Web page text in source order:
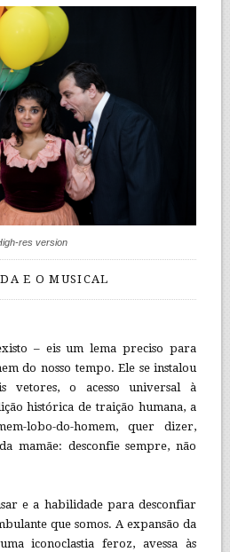
res version
E O MUSICAL
– eis um lema preciso para
do nosso tempo. Ele se instalou
vetores, o acesso universal à
histórica de traição humana, a
lobo-do-homem, quer dizer,
mamãe: desconfie sempre, não
e a habilidade para desconfiar
que somos. A expansão da
iconoclastia feroz, avessa às